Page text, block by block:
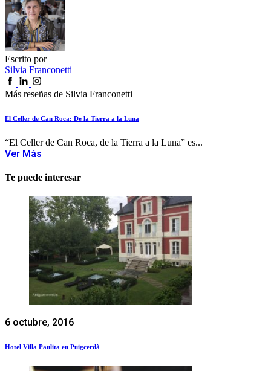
Escrito por
Silvia Franconetti
Más reseñas de Silvia Franconetti
El Celler de Can Roca: De la Tierra a la Luna
“El Celler de Can Roca, de la Tierra a la Luna” es...
Ver Más
Te puede interesar
6 octubre, 2016
Hotel Villa Paulita en Puigcerdà